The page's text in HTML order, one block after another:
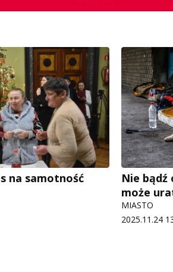
na samotność
Nie
może
MIASTO
2025.11.24